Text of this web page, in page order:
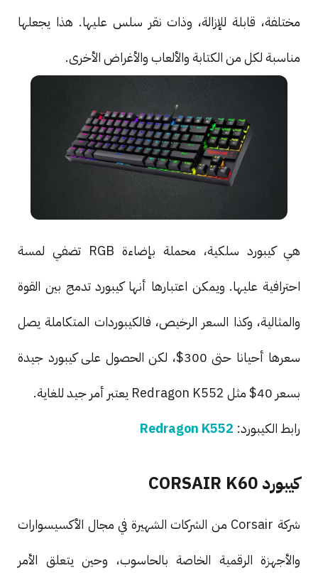
مختلفة، قابلة للإزالة، وذات نقر سلس عليها. هذا يجعلها
مناسبة لكل من الكتابة والألعاب والأغراض الأخرى.
هي كيبورد سلكية، محملة بإضاءة RGB تضفي لمسة
احترافية عليها. ويمكن اعتبارها أنها كيبورد تدمج بين القوة
والمثالية، وكذا السعر الرخيص، فالكيبوردات المتكاملة يصل
سعرها أحيانا حتى 300$، لكن الحصول على كيبورد جيدة
بسعر 40$ مثل Redragon K552 يعتبر أمر جيد للغاية.
رابط الكيبورد: Redragon K552
كيبورد CORSAIR K60
شركة Corsair من الشركات الشهيرة في مجال الأكسيسوارات
والأجهزة الرقمية الخاصة بالحاسوب، وحين يتعلق الأمر